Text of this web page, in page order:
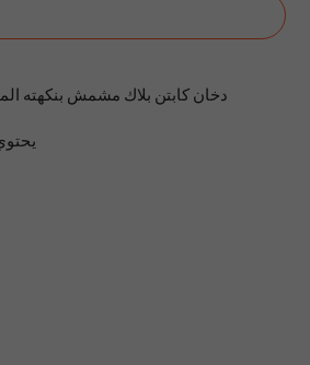
دخان كابتن بلاك مشمش بنكهته
يحتوي